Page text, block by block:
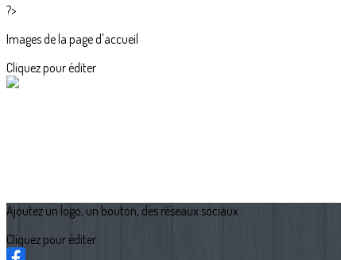
?>
Images de la page d'accueil
Cliquez pour éditer
Ajoutez un logo, un bouton, des réseaux sociaux
Cliquez pour éditer